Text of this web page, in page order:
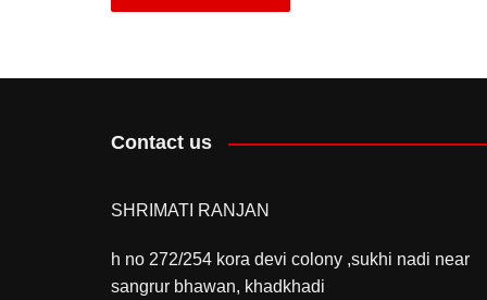
Contact us
SHRIMATI RANJAN
h no 272/254 kora devi colony ,sukhi nadi near
sangrur bhawan, khadkhadi